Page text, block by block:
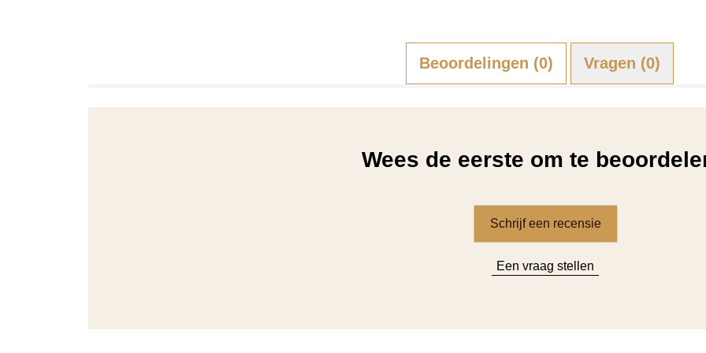
Beoordelingen (0) Vragen (0)
Wees de eerste om te
Schrijf een recensie
Een vraag stellen